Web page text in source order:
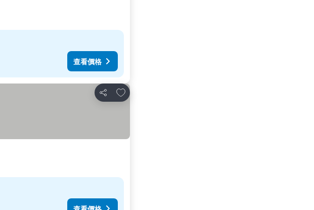
查看價格
分享
放到收藏夾